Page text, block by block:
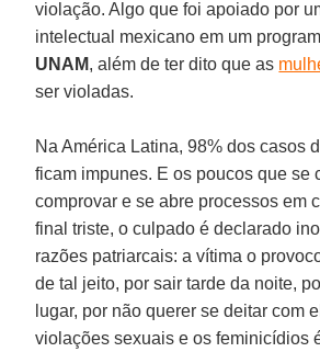
violação. Algo que foi apoiado por
intelectual mexicano em um
UNAM, além de ter dito que as
ser violadas.
Na América Latina, 98% dos casos
ficam impunes. E os poucos que se
comprovar e se abre processos em
final triste, o culpado é declarado
razões patriarcais: a vítima o
de tal jeito, por sair tarde da noite,
lugar, por não querer se deitar com
violações sexuais e os feminicídios